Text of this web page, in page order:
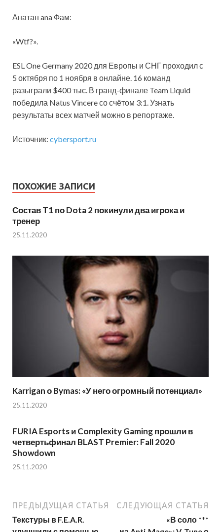
Анатан ana Фам:
«Wtf?».
ESL One Germany 2020 для Европы и СНГ проходил с
5 октября по 1 ноября в онлайне. 16 команд
разыграли $400 тыс. В гранд-финале Team Liquid
победила Natus Vincere со счётом 3:1. Узнать
результаты всех матчей можно в репортаже.
Источник: cybersport.ru
ПОХОЖИЕ ЗАПИСИ
Состав T1 по Dota 2 покинули два игрока и
тренер
25.11.2020
Karrigan о Bymas: «У него огромный потенциал»
25.11.2020
FURIA Esports и Complexity Gaming прошли в
четвертьфинал BLAST Premier: Fall 2020
Showdown
25.11.2020
ПРЕДЫДУЩАЯ СТАТЬЯ
Текстуры в F.E.A.R.
СЛЕДУЮЩАЯ СТАТЬЯ
«В соло ***